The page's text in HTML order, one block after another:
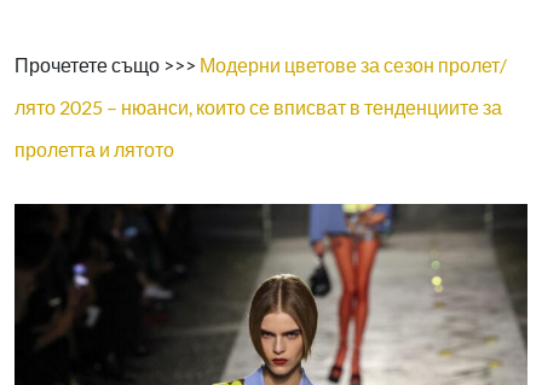
Прочетете също >>> Модерни цветове за сезон пролет/
лято 2025 – нюанси, които се вписват в тенденциите за
пролетта и лятото